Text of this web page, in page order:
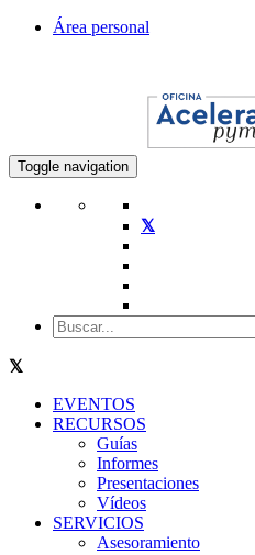
Área personal
Toggle navigation
EVENTOS
RECURSOS
Guías
Informes
Presentaciones
Vídeos
SERVICIOS
Asesoramiento